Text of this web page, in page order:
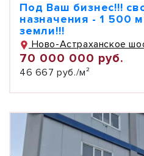
Под Ваш бизнес!!!
назначения - 1 500
земли!!!
Ново-Астраханское
70 000 000 руб.
46 667 руб./м²